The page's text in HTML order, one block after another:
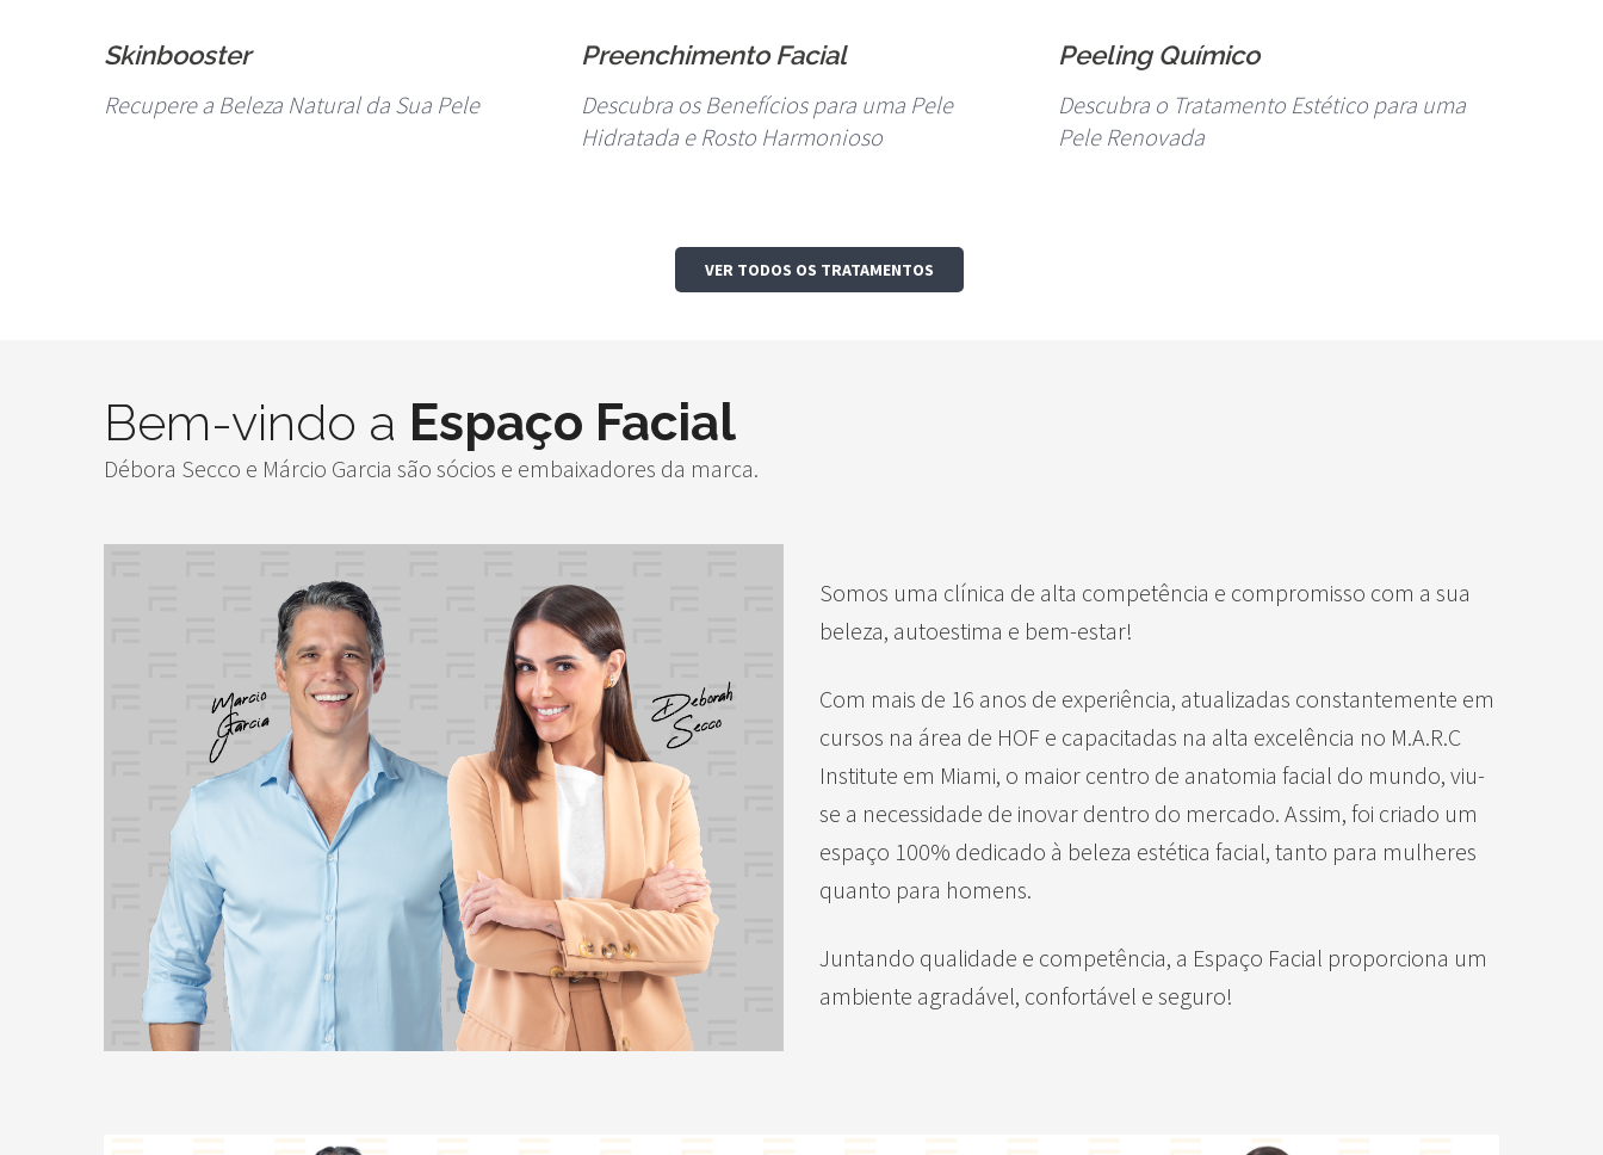
Skinbooster
Recupere a Beleza Natural da Sua Pele
Preenchimento Facial
Descubra os Benefícios para uma Pele
Hidratada e Rosto Harmonioso
Peeling Químico
Descubra o Tratamento Estético para uma
Pele Renovada
VER TODOS OS TRATAMENTOS
Bem-vindo a Espaço Facial
Débora Secco e Márcio Garcia são sócios e embaixadores da marca.
Somos uma clínica de alta competência e compromisso com a sua
beleza, autoestima e bem-estar!
Com mais de 16 anos de experiência, atualizadas constantemente em
cursos na área de HOF e capacitadas na alta excelência no M.A.R.C
Institute em Miami, o maior centro de anatomia facial do mundo, viu-
se a necessidade de inovar dentro do mercado. Assim, foi criado um
espaço 100% dedicado à beleza estética facial, tanto para mulheres
quanto para homens.
Juntando qualidade e competência, a Espaço Facial proporciona um
ambiente agradável, confortável e seguro!